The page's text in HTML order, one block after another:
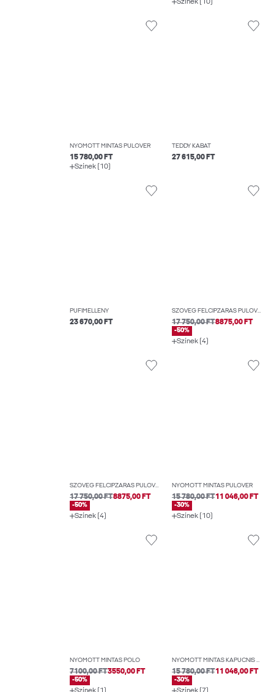
Színek (10)
NYOMOTT MINTÁS PULÓVER
15 780,00 FT
Színek (10)
TEDDY KABÁT
27 615,00 FT
PUFIMELLÉNY
23 670,00 FT
SZÖVEG FÉLCIPZÁRAS PULÓVER
17 750,00 FT8875,00 FT
-50%
Színek (4)
SZÖVEG FÉLCIPZÁRAS PULÓVER
17 750,00 FT8875,00 FT
-50%
Színek (4)
NYOMOTT MINTÁS PULÓVER
15 780,00 FT11 046,00 FT
-30%
Színek (10)
NYOMOTT MINTÁS PÓLÓ
7100,00 FT3550,00 FT
-50%
NYOMOTT MINTÁS KAPUCNIS FELSŐ
15 780,00 FT11 046,00 FT
-30%